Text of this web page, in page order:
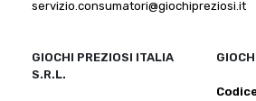
servizio.consumatori@giochipreziosi.it
GIOCHI PREZIOSI ITALIA
S.R.L.